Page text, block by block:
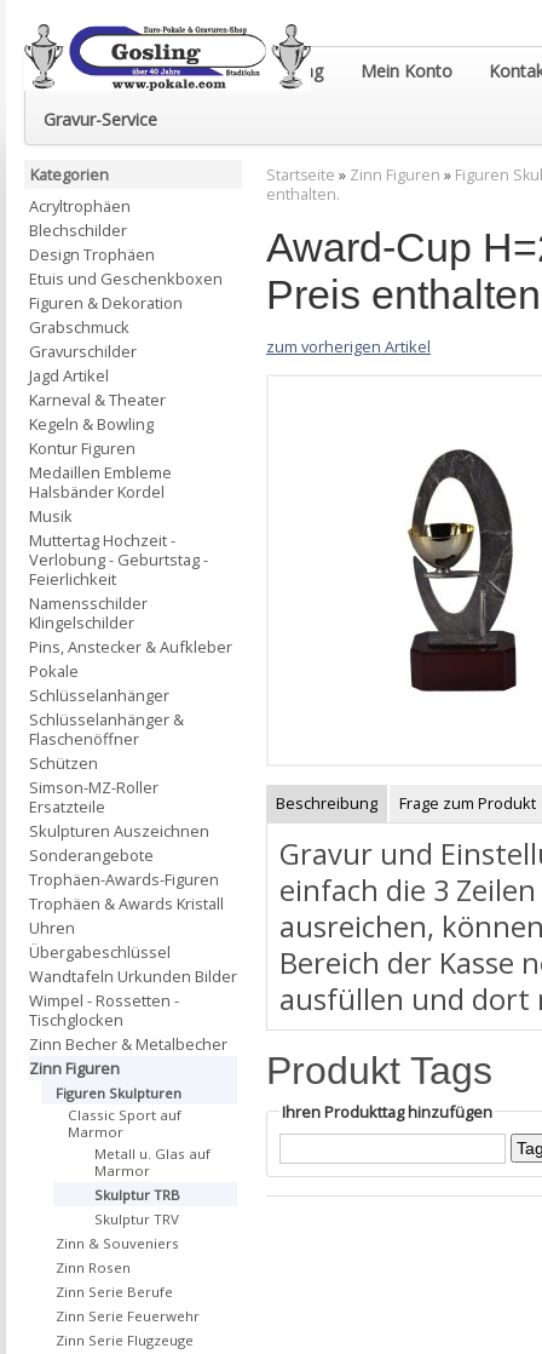
Euro-Pokale & Gravur-Shop Gosling Mein Konto
Gravur-Service
Startseite » Zinn Figuren » Figuren
enthalten.
Award-Cup
Preis
zum vorherigen Artikel
Beschreibung Frage zum Produkt
Gravur und
einfach die 3
ausreichen,
Bereich der Kasse
ausfüllen und dort
Produkt Tags
Ihren Produkttag hinzufügen
Kategorien
Acryltrophäen
Blechschilder
Design Trophäen
Etuis und Geschenkboxen
Figuren & Dekoration
Grabschmuck
Gravurschilder
Jagd Artikel
Karneval & Theater
Kegeln & Bowling
Kontur Figuren
Medaillen Embleme
Halsbänder Kordel
Musik
Muttertag Hochzeit -
Verlobung - Geburtstag -
Feierlichkeit
Namensschilder
Klingelschilder
Pins, Anstecker & Aufkleber
Pokale
Schlüsselanhänger
Schlüsselanhänger &
Flaschenöffner
Schützen
Simson-MZ-Roller
Ersatzteile
Skulpturen Auszeichnen
Sonderangebote
Trophäen-Awards-Figuren
Trophäen & Awards Kristall
Uhren
Übergabeschlüssel
Wandtafeln Urkunden Bilder
Wimpel - Rossetten -
Tischglocken
Zinn Becher & Metalbecher
Zinn Figuren
Figuren Skulpturen
Classic Sport auf
Marmor
Metall u. Glas auf
Marmor
Skulptur TRB
Skulptur TRV
Zinn & Souveniers
Zinn Rosen
Zinn Serie Berufe
Zinn Serie Feuerwehr
Zinn Serie Flugzeuge